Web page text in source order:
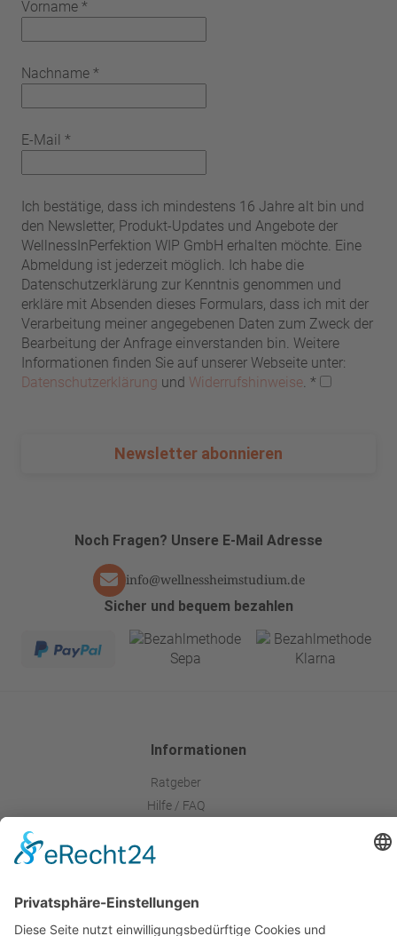
Vorname *
Nachname *
E-Mail *
Ich bestätige, dass ich mindestens 16 Jahre alt bin und
den Newsletter, Produkt-Updates und Angebote der
WellnessInPerfektion WIP GmbH erhalten möchte. Eine
Abmeldung ist jederzeit möglich. Ich habe die
Datenschutzerklärung zur Kenntnis genommen und
erkläre mit Absenden dieses Formulars, dass ich mit der
Verarbeitung meiner angegebenen Daten zum Zweck der
Bearbeitung der Anfrage einverstanden bin. Weitere
Informationen finden Sie auf unserer Webseite unter:
Datenschutzerklärung und Widerrufshinweise *
Newsletter abonnieren
Sicher und bequem bezahlen
Noch Fragen? Unsere E-Mail Adresse
info@wellnessheimstudium.de
Informationen
Ratgeber
Hilfe / FAQ
Ihr Zertifikat
Kontakt